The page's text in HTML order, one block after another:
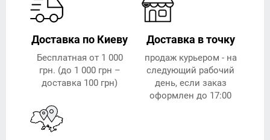
Доставка по Киеву
Бесплатная от 1 000
грн. (до 1 000 грн –
доставка 100 грн)
Доставка в точку
продаж курьером - на
следующий рабочий
день, если заказ
оформлен до 17:00